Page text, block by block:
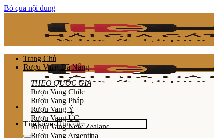
Bỏ qua nội dung
Tìm kiếm:
Trang Chủ
Rượu Vang Đà Nẵng
THEO QUỐC GIA
Rượu Vang Chile
Rượu Vang Pháp
Rượu Vang Ý
Rượu Vang ÚC
Rượu Vang New Zealand
Rượu Vang Argentina